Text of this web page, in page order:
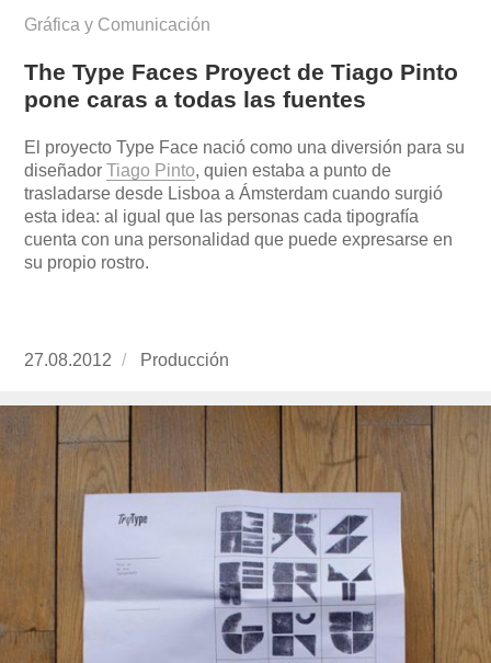
Gráfica y Comunicación
The Type Faces Proyect de Tiago Pinto
pone caras a todas las fuentes
El proyecto Type Face nació como una diversión para su
diseñadorTiago Pinto, quien estaba a punto de
trasladarse desde Lisboa a Ámsterdam cuando surgió
esta idea: al igual que las personas cada tipografía
cuenta con una personalidad que puede expresarse en
su propio rostro.
Publicado
27.08.2012 https://www.experimenta.es/author/
Producción